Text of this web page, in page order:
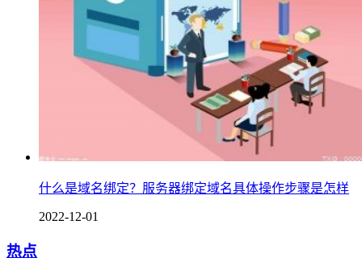
什么是域名绑定？服务器绑定域名具体操作步骤是怎样
2022-12-01
热点